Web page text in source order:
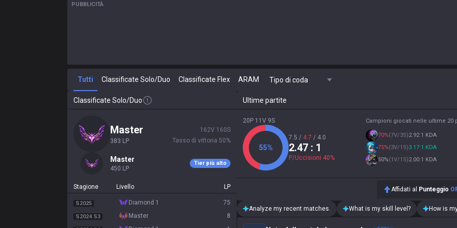
PUBBLICITÀ
Tutti Classificate Solo/Duo Classificate Flex ARAM Tipo di coda
Classificate Solo/Duo
master
383 LP
162V 160S
Tasso di vittoria 50%
master
450 LP
Tier più alto
Stagione Livello LP
S2025 diamond 1 75
S2024 S3 master 8
Ultime partite
20P 11V 9S
55%
7.5 / 4.7 / 4.0
2.47 : 1
P/Uccisioni 40%
Campioni giocati nelle ultime 20
70%(7V/3S)2.92:1 KDA
75%(3V/1S)3.17:1 KDA
50%(1V/1S)2.00:1 KDA
Affidati al Punteggio
Analyze my recent matches. What is my skill level? How is